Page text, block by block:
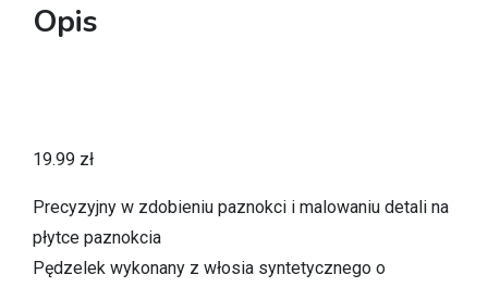
Opis
19.99 zł
Precyzyjny w zdobieniu paznokci i malowaniu detali na
płytce paznokcia
Pędzelek wykonany z włosia syntetycznego o